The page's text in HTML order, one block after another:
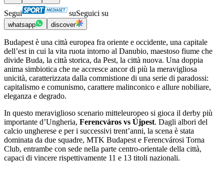
Segui suSeguici su
whatsapp discover
Budapest è una città europea fra oriente e occidente, una capitale
dell’est in cui la vita ruota intorno al Danubio, maestoso fiume che
divide Buda, la città storica, da Pest, la città nuova. Una doppia
anima simbiotica che ne accresce ancor di più la meravigliosa
unicità, caratterizzata dalla commistione di una serie di paradossi:
capitalismo e comunismo, carattere malinconico e allure nobiliare,
eleganza e degrado.
In questo meraviglioso scenario mitteleuropeo si gioca il derby più
importante d’Ungheria, Ferencváros vs Újpest. Dagli albori del
calcio ungherese e per i successivi trent’anni, la scena è stata
dominata da due squadre, MTK Budapest e Ferencvárosi Torna
Club, entrambe con sede nella parte centro-orientale della città,
capaci di vincere rispettivamente 11 e 13 titoli nazionali.